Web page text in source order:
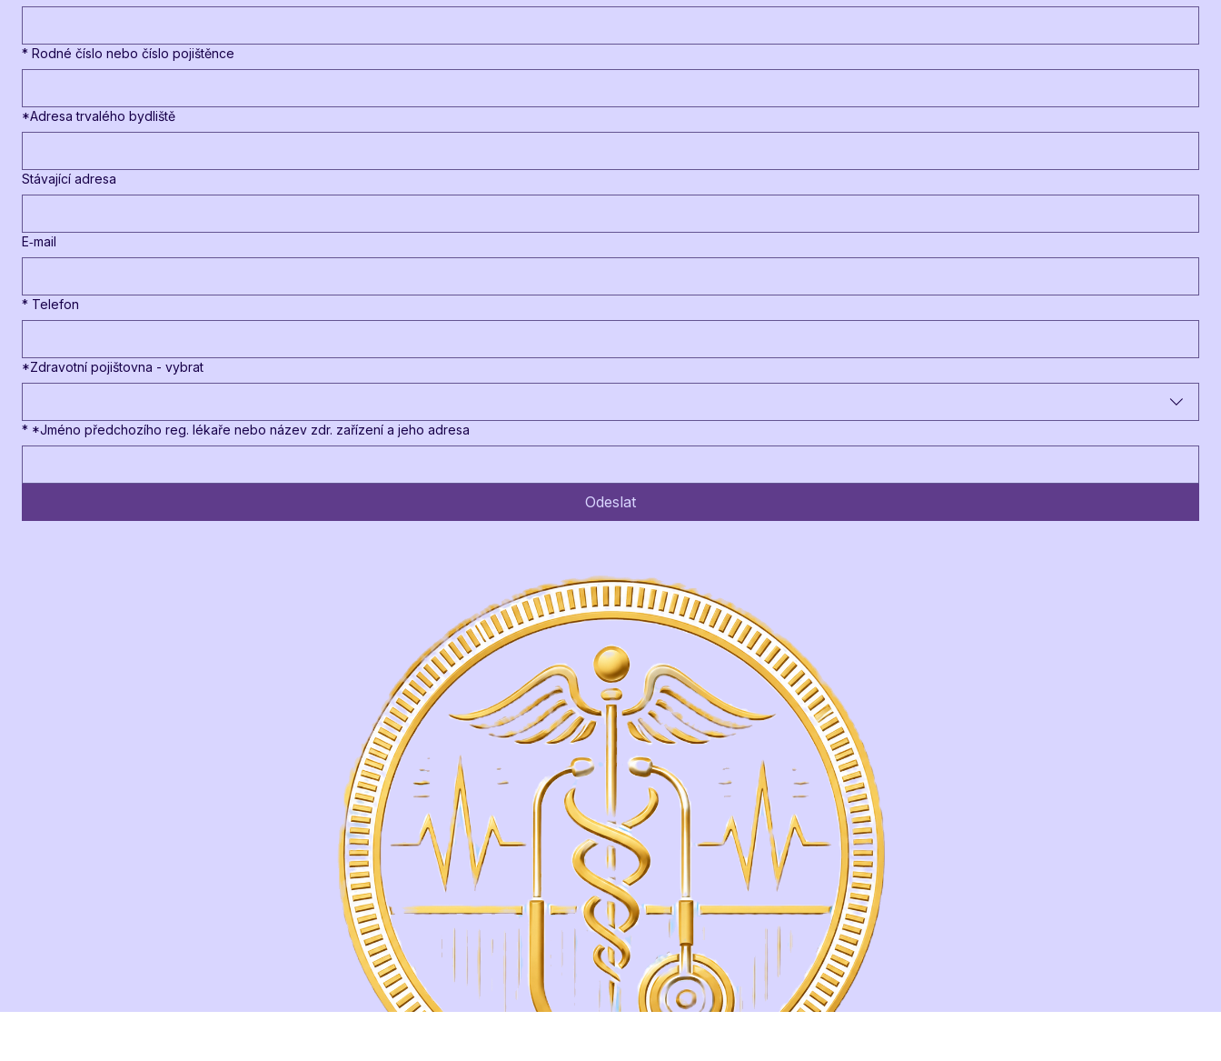
* Rodné číslo nebo číslo pojištěnce
*Adresa trvalého bydliště
Stávající adresa
E‑mail
* Telefon
*Zdravotní pojištovna - vybrat
* *Jméno předchozího reg. lékaře nebo název zdr. zařízení a jeho adresa
Odeslat